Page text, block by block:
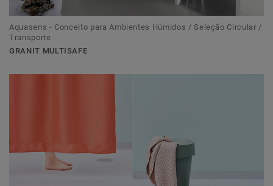
Aquasens - Conceito para Ambientes Húmidos / Seleção Circular /
Transporte
GRANIT MULTISAFE